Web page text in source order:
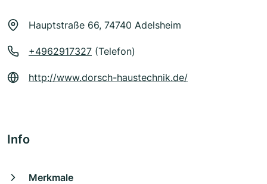
Hauptstraße 66, 74740 Adelsheim
+4962917327 (Telefon)
http://www.dorsch-haustechnik.de/
Info
Merkmale